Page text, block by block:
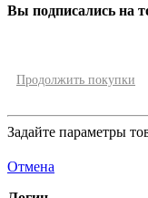
Вы подписались на
Продолжить покупки
Задайте параметры
Отмена